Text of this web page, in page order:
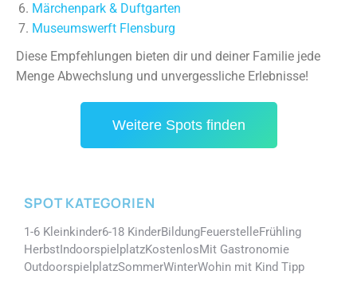
Märchenpark & Duftgarten
Museumswerft Flensburg
Diese Empfehlungen bieten dir und deiner Familie jede
Menge Abwechslung und unvergessliche Erlebnisse!
Weitere Spots finden
SPOT KATEGORIEN
1-6 Kleinkinder6-18 KinderBildungFeuerstelleFrühling
HerbstIndoorspielplatzKostenlosMit Gastronomie
OutdoorspielplatzSommerWinterWohin mit Kind Tipp